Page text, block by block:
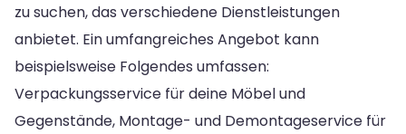
zu suchen, das verschiedene Dienstleistungen
anbietet. Ein umfangreiches Angebot kann
beispielsweise Folgendes umfassen:
Verpackungsservice für deine Möbel und
Gegenstände, Montage- und Demontageservice für